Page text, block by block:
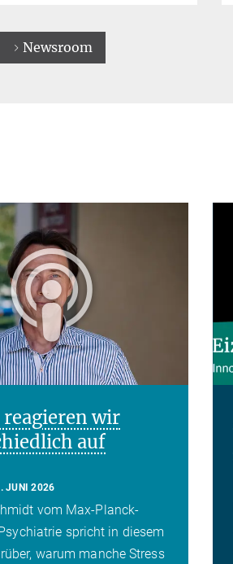
Newsroom
wir
auf
JUNI 2026
vom Max-Planck-
spricht in diesem
warum manche Stress